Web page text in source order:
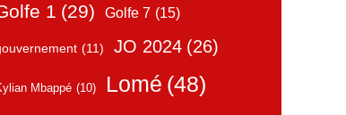
1 (29) Golfe 7 (15)
(11) JO 2024 (26)
Mbappé (10) Lomé (48)